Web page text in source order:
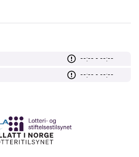
--:-- - --:--
--:-- - --:--